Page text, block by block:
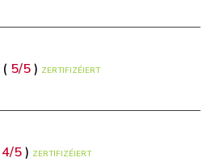
( 5/5) ZERTIFIZÉIERT
4/5) ZERTIFIZÉIERT